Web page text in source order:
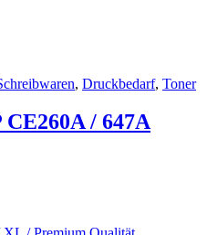
, Druckbedarf, Toner
/ 647A